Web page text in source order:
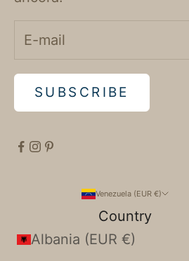
SUBSCRIBE
Venezuela (EUR €)
Country
Albania (EUR €)